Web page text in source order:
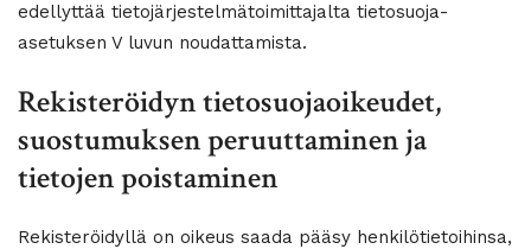
edellyttää tietojärjestelmätoimittajalta tietosuoja-
asetuksen V luvun noudattamista.
Rekisteröidyn tietosuojaoikeudet,
suostumuksen peruuttaminen ja
tietojen poistaminen
Rekisteröidyllä on oikeus saada pääsy henkilötietoihinsa,